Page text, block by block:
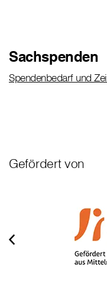
Sachspenden
Spendenbedarf und
Gefördert von